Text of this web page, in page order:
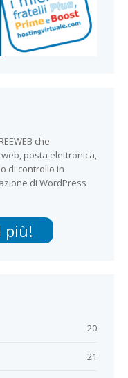
che
posta elettronica,
di controllo in
di WordPress
più!
20
21